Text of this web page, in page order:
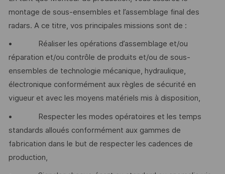
montage de sous-ensembles et l’assemblage final des
radars. A ce titre, vos principales missions sont de :
• Réaliser les opérations d’assemblage et/ou
réparation et/ou contrôle de produits et/ou de sous-
ensembles de technologie mécanique, hydraulique,
électronique conformément aux règles de sécurité en
vigueur et avec les moyens matériels mis à disposition,
• Respecter les modes opératoires et les temps
standards alloués conformément aux gammes de
fabrication dans le but de respecter les cadences de
production,